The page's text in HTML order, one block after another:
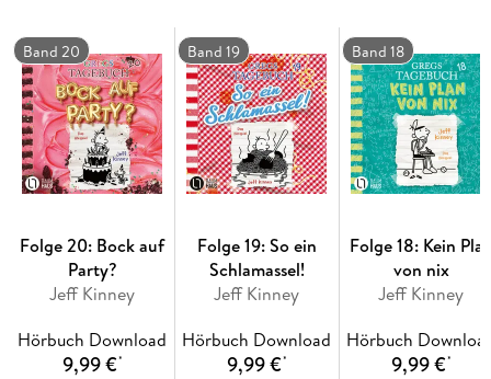
Band 20
Folge 20: Bock auf
Party?
Jeff Kinney
Hörbuch Download
9,99 €*
Band 19
Folge 19: So ein
Schlamassel!
Jeff Kinney
Hörbuch Download
9,99 €*
Band 18
Folge 18: Kein
von nix
Jeff Kinney
Hörbuch
9,99 €*